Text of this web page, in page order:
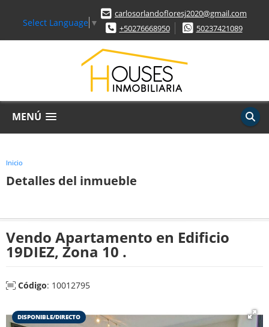
Select Language ▼
carlosorlandofloresj2020@gmail.com
+50276668950
50237421089
MENÚ
Inicio
Detalles del inmueble
Vendo Apartamento en Edificio
19DIEZ, Zona 10 .
Código: 10012795
DISPONIBLE/DIRECTO